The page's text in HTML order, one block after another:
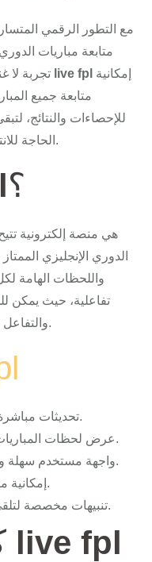
مع التطور الرقمي
متابعة مباريات
live fpl
متابعة جميع
للإحصاءات والنتائج،
الحاجة للانتظار أو الاعتماد على المصادر التقليدية.
؟
الدوري الإنجليزي
واللحظات الهامة
تفاعلية، حيث يمكن
والتفاعل مع تحديثات المباريات بشكل ديناميكي.
تحديثات مباشرة للنتائج والإحصاءات لكل مباراة.
عرض لحظات المباريات المهمة والإهداف بشكل فوري.
واجهة مستخدم سهلة وسريعة تتوافق مع جميع الأجهزة.
إمكانية متابعة الفرق واللاعبين المفضلين.
تنبيهات مخصصة لتلقي آخر الأخبار والمباريات المهمة.
live fpl